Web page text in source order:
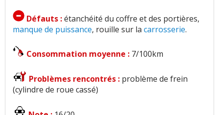
Défauts :étanchéité du coffre et des portières,
manque de puissance, rouille sur la carrosserie.
Consommation moyenne : 7/100km
Problèmes rencontrés : problème de frein
(cylindre de roue cassé)